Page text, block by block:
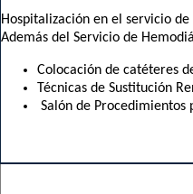
Hospitalización en el servicio
Además del Servicio de
Colocación de catéteres
Técnicas de Sustitución
Salón de Procedimientos